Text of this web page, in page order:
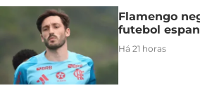
Flamengo
futebol
Há 21 horas